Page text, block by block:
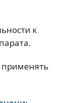
к
применять